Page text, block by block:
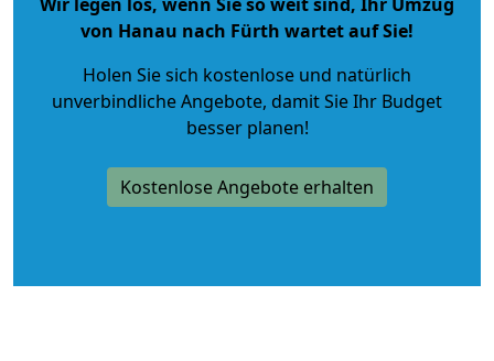
von Hanau nach Fürth wartet auf Sie!
Holen Sie sich kostenlose und natürlich
unverbindliche Angebote, damit Sie Ihr Budget
besser planen!
Kostenlose Angebote erhalten